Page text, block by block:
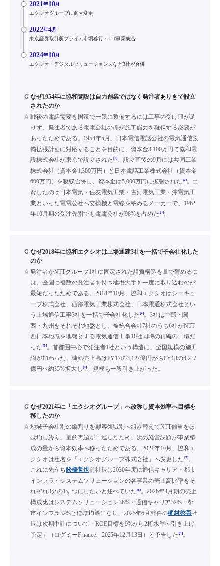
2021年10月
エクシオグループに商号変更
2022年4月
東京証券取引所プライム市場移行・ICT事業統合
2024年10月
エクシオ・デジタルソリューションズなど3社が合併
Q なぜ1954年に協和電設は自力創業ではなく発注者ありきで設立
されたのか
A 戦後の電話需要を国策で一気に整備するには工事の受け皿が足
りず、発注者である電電公社の側が施工能力を確保する必要が
あったためである。1954年5月、日本電信電話公社の電気通信設
備拡張計画に対応することを目的に、資本金3,100万円で協和電
設株式会社が東京で設立された [1]。設立直後の9月には共同工業
株式会社（資本金1,300万円）と日本電話工業株式会社（資本金
600万円）を吸収合併し、資本金は5,000万円に拡張された [2]。出
資したのは日本電気・住友電気工業・古河電気工業・沖電気工
業といった電電公社へ交換機と電線を納めるメーカーで、1962
年10月期の受注先別でも電電公社が98%を占めた [3]。
Q なぜ2018年に協和エクシオは上場通建3社を一括で子会社化した
のか
A 発注者がNTTグループ1社に固定された請負構造を量で薄めるに
は、全国に複数の発注者を持つ地場大手を一度に取り込むのが
最短だったためである。2018年10月、協和エクシオはシーキュ
ーブ株式会社、西部電気工業株式会社、日本電通株式会社とい
う上場通信工事3社を一括で子会社化した [4]。3社は中部・関
西・九州をそれぞれ地盤とし、被統合会社7社のうち6社がNTT
西日本地域を地盤とする電気通信工事10社同時の再編の一環だ
った [5]。首都圏中心で発注者1社という構造に、全国規模の施工
網が加わった。連結売上高はFY17の3,127億円からFY18の4,237
億円へ約35%拡大し [6]、規模も一段引き上がった。
Q なぜ2021年に「エクシオグループ」へ改称し資本効率へ目標を
移したのか
A 地域子会社別の縦割りを顧客領域別へ組み替えてNTT偏重をほ
ぼ均し終え、量的再編が一巡したため、次の経営課題が事業構
成の量から資本効率へ移ったためである。2021年10月、協和エ
クシオは社名を「エクシオグループ株式会社」へ変更した [7]。
これに先立ち舩橋哲也前社長は2030年度に通信キャリア・都市
インフラ・システムソリューションの各事業の売上高比率をそ
れぞれ3分の1ずつにしたいと述べていた [8]。2026年3月期の売上
構成比はシステムソリューション36%・通信キャリア32%・都
市インフラ32%とほぼ均等になり、2025年6月就任の梶村啓吾社
長は次期中計について「ROE目標を9%から2桁水準へ引き上げ
予定」（ログミーFinance、2025年12月13日）と予告した [9]。